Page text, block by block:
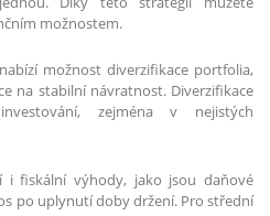
možnostem.
možnost diverzifikace portfolia,
na stabilní návratnost. Diverzifikace
zejména v nejistých
fiskální výhody, jako jsou daňové
po uplynutí doby držení. Pro střední